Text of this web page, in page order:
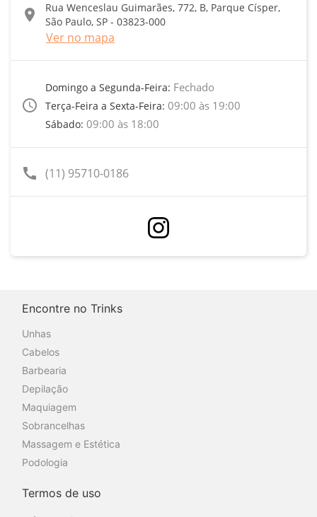
location_on
Rua Wenceslau Guimarães, 772, B, Parque Císper,
São Paulo, SP - 03823-000
Ver no mapa
access_time
Domingo a Segunda-Feira: Fechado
Terça-Feira a Sexta-Feira: 09:00 às 19:00
Sábado: 09:00 às 18:00
call (11) 95710-0186
Encontre no Trinks
Unhas
Cabelos
Barbearia
Depilação
Maquiagem
Sobrancelhas
Massagem e Estética
Podologia
Termos de uso